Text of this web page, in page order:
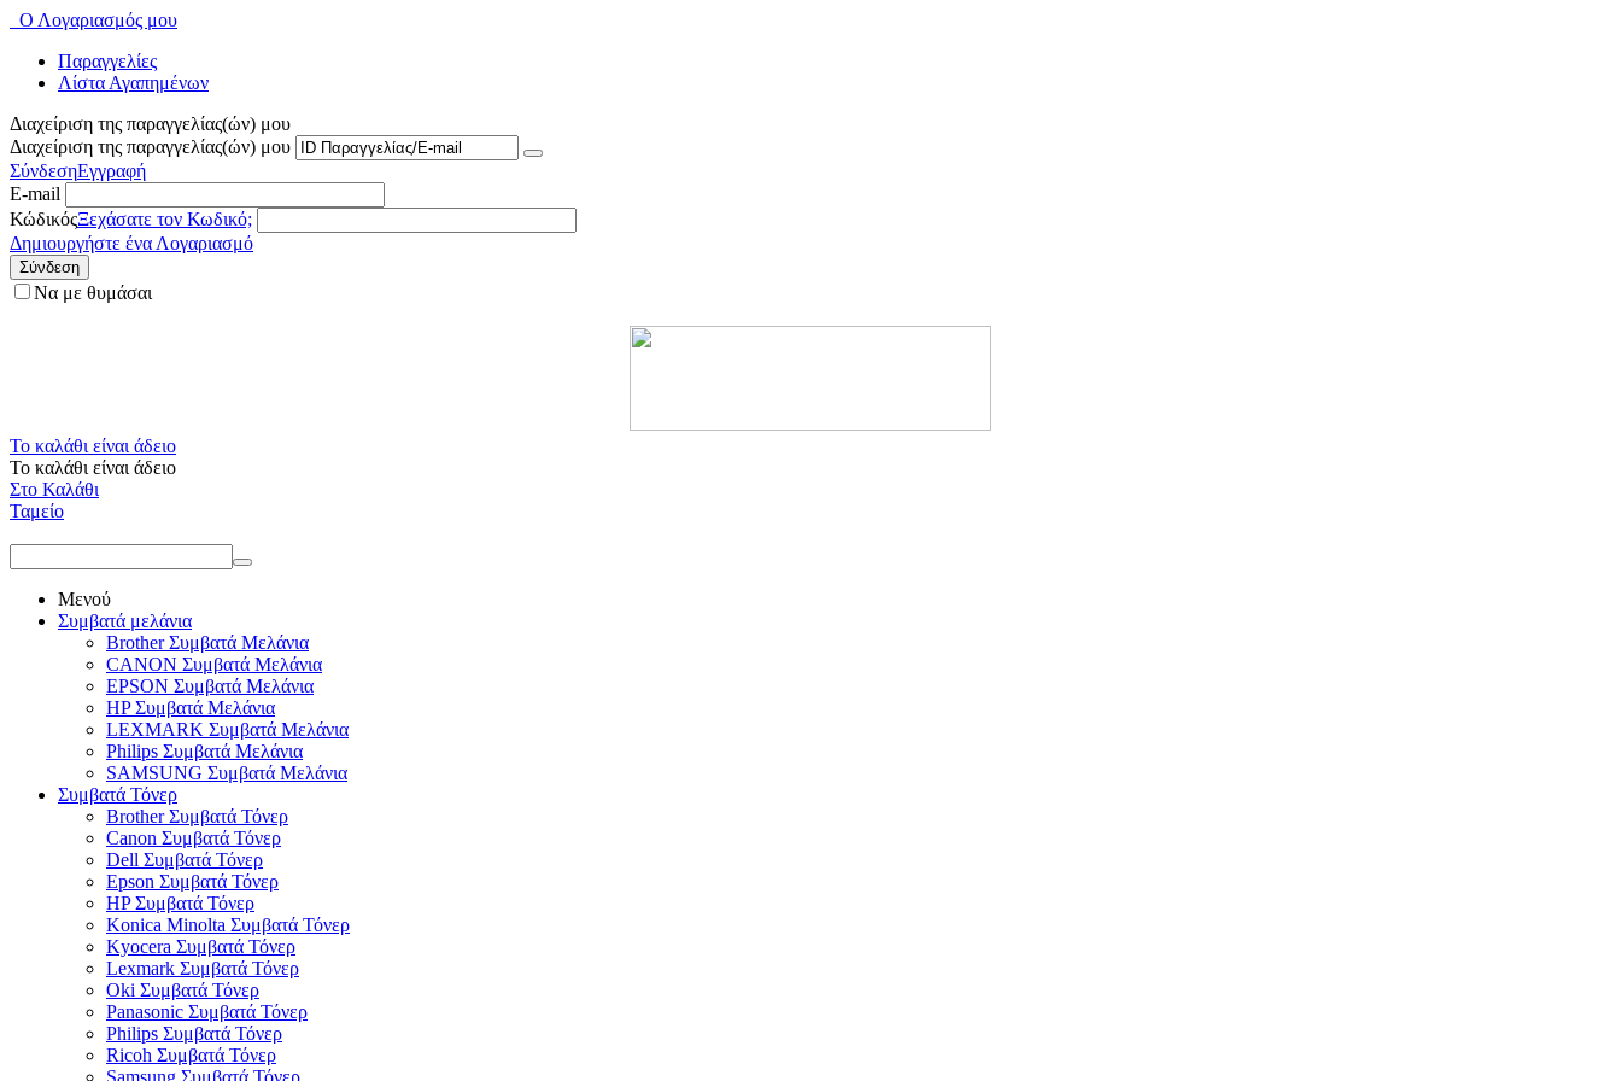
Ο Λογαριασμός μου
Παραγγελίες
Λίστα Αγαπημένων
Διαχείριση της παραγγελίας(ών) μου
Διαχείριση της παραγγελίας(ών) μου
ΣύνδεσηΕγγραφή
E-mail
ΚώδικόςΞεχάσατε τον Κωδικό;
Δημιουργήστε ένα Λογαριασμό
Σύνδεση
Να με θυμάσαι
Το καλάθι είναι άδειο
Το καλάθι είναι άδειο
Στο Καλάθι
Ταμείο
Μενού
Συμβατά μελάνια
Brother Συμβατά Μελάνια
CANON Συμβατά Μελάνια
EPSON Συμβατά Μελάνια
HP Συμβατά Μελάνια
LEXMARK Συμβατά Μελάνια
Philips Συμβατά Μελάνια
SAMSUNG Συμβατά Μελάνια
Συμβατά Τόνερ
Brother Συμβατά Τόνερ
Canon Συμβατά Τόνερ
Dell Συμβατά Τόνερ
Epson Συμβατά Τόνερ
HP Συμβατά Τόνερ
Konica Minolta Συμβατά Τόνερ
Kyocera Συμβατά Τόνερ
Lexmark Συμβατά Τόνερ
Oki Συμβατά Τόνερ
Panasonic Συμβατά Τόνερ
Philips Συμβατά Τόνερ
Ricoh Συμβατά Τόνερ
Samsung Συμβατά Τόνερ